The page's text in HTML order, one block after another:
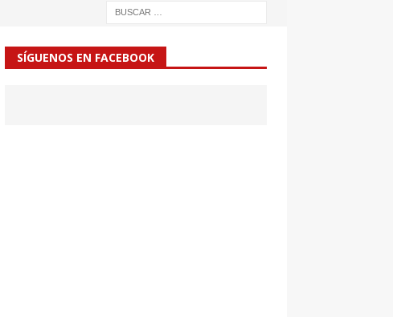
SÍGUENOS EN FACEBOOK